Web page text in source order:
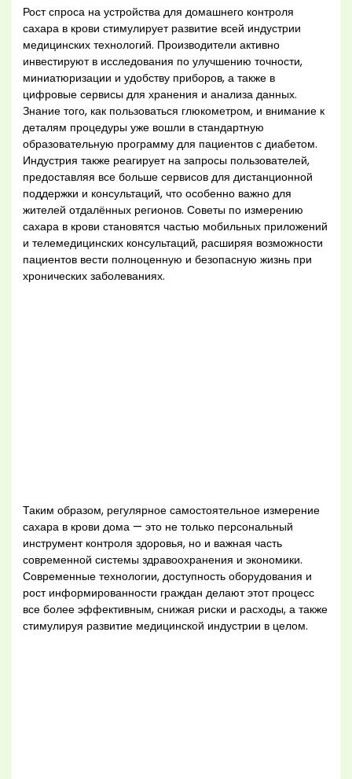
Рост спроса на устройства для домашнего контроля
сахара в крови стимулирует развитие всей индустрии
медицинских технологий. Производители активно
инвестируют в исследования по улучшению точности,
миниатюризации и удобству приборов, а также в
цифровые сервисы для хранения и анализа данных.
Знание того, как пользоваться глюкометром, и внимание к
деталям процедуры уже вошли в стандартную
образовательную программу для пациентов с диабетом.
Индустрия также реагирует на запросы пользователей,
предоставляя все больше сервисов для дистанционной
поддержки и консультаций, что особенно важно для
жителей отдалённых регионов. Советы по измерению
сахара в крови становятся частью мобильных приложений
и телемедицинских консультаций, расширяя возможности
пациентов вести полноценную и безопасную жизнь при
хронических заболеваниях.
Таким образом, регулярное самостоятельное измерение
сахара в крови дома — это не только персональный
инструмент контроля здоровья, но и важная часть
современной системы здравоохранения и экономики.
Современные технологии, доступность оборудования и
рост информированности граждан делают этот процесс
все более эффективным, снижая риски и расходы, а также
стимулируя развитие медицинской индустрии в целом.